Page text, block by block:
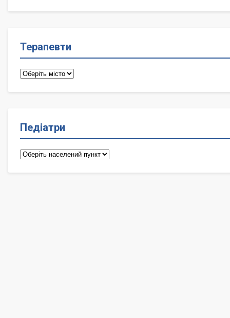
Терапевти
Терапевти
Педіатри
Педіатри